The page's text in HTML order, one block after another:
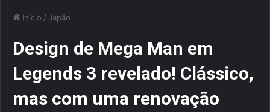
Início / Japão
Design de Mega Man em
Legends 3 revelado! Clássico,
mas com uma renovação